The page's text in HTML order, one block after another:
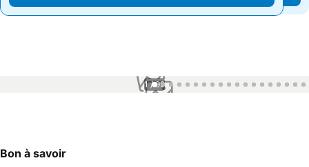
1 / 99
Bon à savoir